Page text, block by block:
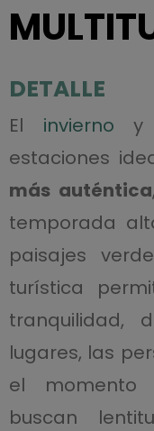
DETALLE
El invierno y
estaciones
más auténtica
temporada
paisajes
turística
tranquilidad,
lugares, las
el momento
buscan